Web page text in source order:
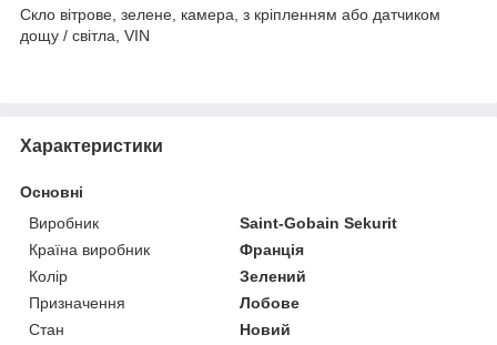
Скло вітрове, зелене, камера, з кріпленням або датчиком
дощу / світла, VIN
Характеристики
Основні
Виробник
Saint-Gobain Sekurit
Країна виробник
Франція
Колір
Зелений
Призначення
Лобове
Стан
Новий